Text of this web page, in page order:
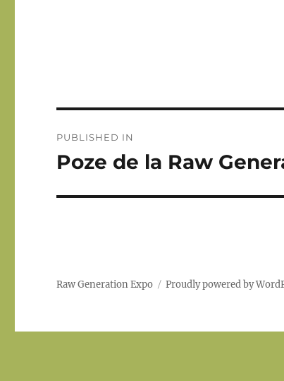
navigation
PUBLISHED IN
Poze de la Raw
Raw Generation Expo Proudly powered by